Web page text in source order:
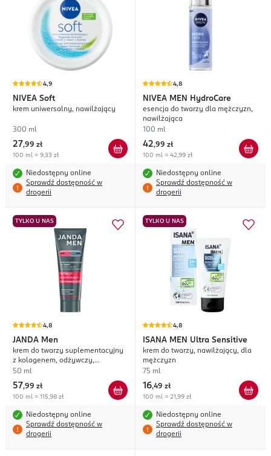
4,9
NIVEA Soft
krem uniwersalny, nawilżający
300 ml
27,99 zł
100 ml = 9,33 zł
Niedostępny online
Sprawdź dostępność w
drogerii
4,8
NIVEA MEN HydroCare
esencja do twarzy dla mężczyzn,
nawilżająca
100 ml
42,99 zł
100 ml = 42,99 zł
Niedostępny online
Sprawdź dostępność w
drogerii
TYLKO U NAS
4,8
JANDA Men
krem do twarzy suplementacyjny
z kolagenem, odżywczy,
wygładzający,
przeciwzmarszczkowy, na dzień i
na noc
50 ml
57,99 zł
100 ml = 115,98 zł
Niedostępny online
Sprawdź dostępność w
drogerii
TYLKO U NAS
4,8
ISANA MEN Ultra Sensitive
krem do twarzy, nawilżający, dla
mężczyzn
75 ml
16,49 zł
100 ml = 21,99 zł
Niedostępny online
Sprawdź dostępność w
drogerii